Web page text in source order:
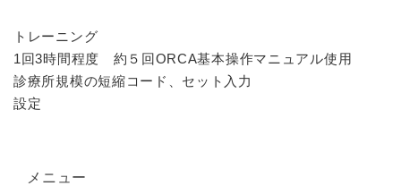
トレーニング
1回3時間程度 約５回ORCA基本操作マニュアル使用
診療所規模の短縮コード、セット入力
設定
メニュー